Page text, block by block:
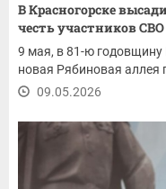
В Красногорске
честь участников СВО
9 мая, в 81-ю годовщину
новая Рябиновая аллея
09.05.2026